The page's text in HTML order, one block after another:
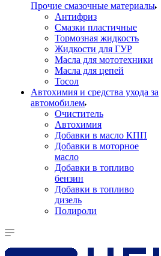
Прочие смазочные материалы
Антифриз
Смазки пластичные
Тормозная жидкость
Жидкости для ГУР
Масла для мототехники
Масла для цепей
Тосол
Автохимия и средства ухода за
автомобилем
Очиститель
Автохимия
Добавки в масло КПП
Добавки в моторное
масло
Добавки в топливо
бензин
Добавки в топливо
дизель
Полироли